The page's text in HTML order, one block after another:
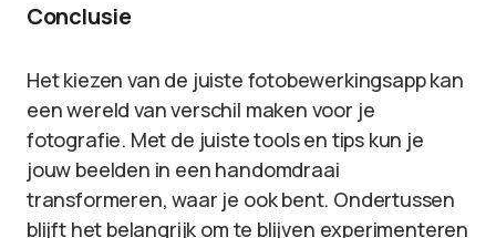
Conclusie
Het kiezen van de juiste fotobewerkingsapp kan
een wereld van verschil maken voor je
fotografie. Met de juiste tools en tips kun je
jouw beelden in een handomdraai
transformeren, waar je ook bent. Ondertussen
blijft het belangrijk om te blijven experimenteren